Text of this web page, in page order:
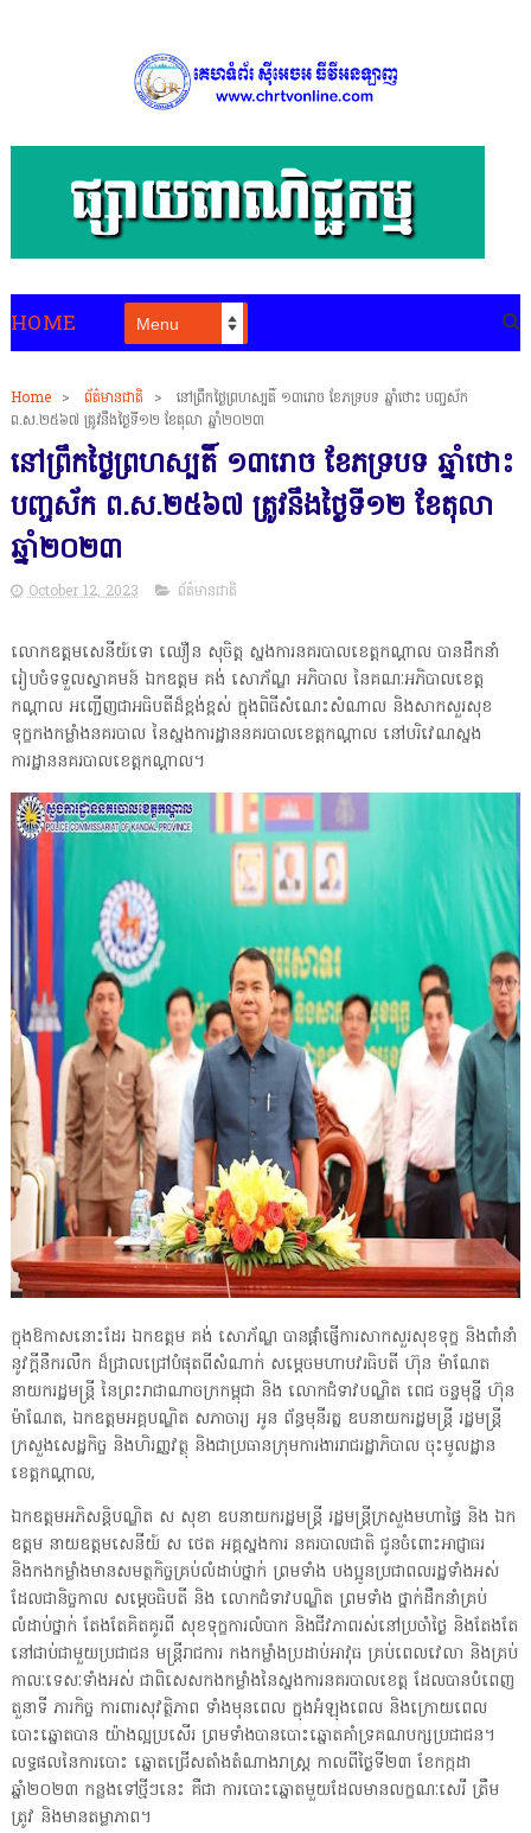
HOME
Home > ព័ត៌មានជាតិ >
នៅព្រឹកថ្ងៃព្រហស្បតិ៍ ១៣រោច ខែភទ្របទ ឆ្នាំថោះ បញ្ចស័ក
ព.ស.២៥៦៧ ត្រូវនឹងថ្ងៃទី១២ ខែតុលា ឆ្នាំ២០២៣
នៅព្រឹកថ្ងៃព្រហស្បតិ៍ ១៣រោច ខែភទ្របទ ឆ្នាំថោះ
បញ្ចស័ក ព.ស.២៥៦៧ ត្រូវនឹងថ្ងៃទី១២ ខែតុលា
ឆ្នាំ២០២៣
October 12, 2023 ព័ត៌មានជាតិ
លោកឧត្តមសេនីយ៍ទោ ឈឿន សុចិត្ត ស្នងការនគរបាលខេត្តកណ្តាល បានដឹកនាំ
រៀបចំទទួលស្វាគមន៍ ឯកឧត្តម គង់ សោភ័ណ្ឌ អភិបាល នៃគណៈអភិបាលខេត្ត
កណ្តាល អញ្ជើញជាអធិបតីដ៏ខ្ពង់ខ្ពស់ ក្នុងពិធីសំណេះសំណាល និងសាកសួរសុខ
ទុក្ខកងកម្លាំងនគរបាល នៃស្នងការដ្ឋាននគរបាលខេត្តកណ្តាល នៅបរិវេណស្នង
ការដ្ឋាននគរបាលខេត្តកណ្តាល។
ក្នុងឱកាសនោះដែរ ឯកឧត្តម គង់ សោភ័ណ្ឌ បានផ្តាំផ្ញើការសាកសួរសុខទុក្ខ និងពាំនាំ
នូវក្ដីនឹករលឹក ដ៏ជ្រាលជ្រៅបំផុតពីសំណាក់ សម្តេចមហាបវរធិបតី ហ៊ុន ម៉ាណែត
នាយករដ្ឋមន្ត្រី នៃព្រះរាជាណាចក្រកម្ពុជា និង លោកជំទាវបណ្ឌិត ពេជ ចន្ទមុន្នី ហ៊ុន
ម៉ាណែត, ឯកឧត្តមអគ្គបណ្ឌិត សភាចារ្យ អូន ព័ន្ធមុនីរត្ន ឧបនាយករដ្ឋមន្ត្រី រដ្ឋមន្ត្រី
ក្រសួងសេដ្ឋកិច្ច និងហិរញ្ញវត្ថុ និងជាប្រធានក្រុមការងាររាជរដ្ឋាភិបាល ចុះមូលដ្ឋាន
ខេត្តកណ្តាល,
ឯកឧត្តមអភិសន្តិបណ្ឌិត ស សុខា ឧបនាយករដ្ឋមន្រ្តី រដ្ឋមន្ត្រីក្រសួងមហាផ្ទៃ និង ឯក
ឧត្តម នាយឧត្ដមសេនីយ៍ ស ថេត អគ្គស្នងការ នគរបាលជាតិ ជូនចំពោះអាជ្ញាធរ
និងកងកម្លាំងមានសមត្ថកិច្ចគ្រប់លំដាប់ថ្នាក់ ព្រមទាំង បងប្អូនប្រជាពលរដ្ឋទាំងអស់
ដែលជានិច្ចកាល សម្ដេចធិបតី និង លោកជំទាវបណ្ឌិត ព្រមទាំង ថ្នាក់ដឹកនាំគ្រប់
លំដាប់ថ្នាក់ តែងតែគិតគូរពី សុខទុក្ខការលំបាក និងជីវភាពរស់នៅប្រចាំថ្ងៃ និងតែងតែ
នៅជាប់ជាមួយប្រជាជន មន្ត្រីរាជការ កងកម្លាំងប្រដាប់អាវុធ គ្រប់ពេលវេលា និងគ្រប់
កាលៈទេសៈទាំងអស់ ជាពិសេសកងកម្លាំងនៃស្នងការនគរបាលខេត្ត ដែលបានបំពេញ
តួនាទី ភារកិច្ច ការពារសុវត្ថិភាព ទាំងមុនពេល ក្នុងអំឡុងពេល និងក្រោយពេល
បោះឆ្នោតបាន យ៉ាងល្អប្រសើរ ព្រមទាំងបានបោះឆ្នោតគាំទ្រគណបក្សប្រជាជន។
លទ្ធផលនៃការបោះ ឆ្នោតជ្រើសតាំងតំណាងរាស្ត្រ កាលពីថ្ងៃទី២៣ ខែកក្កដា
ឆ្នាំ២០២៣ កន្លងទៅថ្មីៗនេះ គឺជា ការបោះឆ្នោតមួយដែលមានលក្ខណៈសេរី ត្រឹម
ត្រូវ និងមានតម្លាភាព។